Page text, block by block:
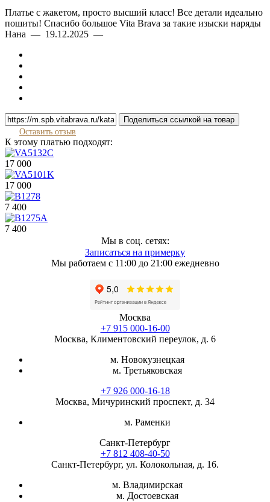
Платье с жакетом, просто высший класс! Все детали идеально
пошиты! Спасибо большое Vita Brava за такие изыски наряды
Нана — 19.12.2025 —
Поделиться ссылкой на товар
Оставить отзыв
К этому платью подходят:
17 000
17 000
7 400
7 400
Мы в соц. сетях:
Записаться на примерку
Мы работаем с 11:00 до 21:00 ежедневно
Москва
+7 915 000-16-00
Москва, Климентовский переулок, д. 6
м. Новокузнецкая
м. Третьяковская
+7 926 000-16-18
Москва, Мичуринский проспект, д. 34
м. Раменки
Санкт-Петербург
+7 812 408-40-50
Санкт-Петербург, ул. Колокольная, д. 16.
м. Владимирская
м. Достоевская